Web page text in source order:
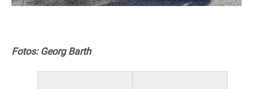
Fotos: Georg Barth